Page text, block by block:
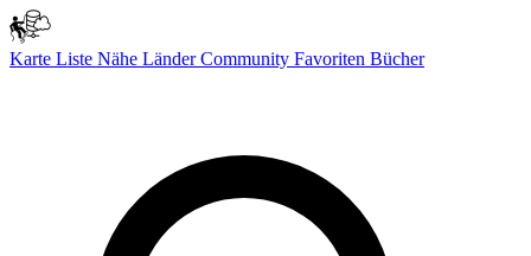
Karte Liste Nähe LänderCommunity Favoriten Bücher